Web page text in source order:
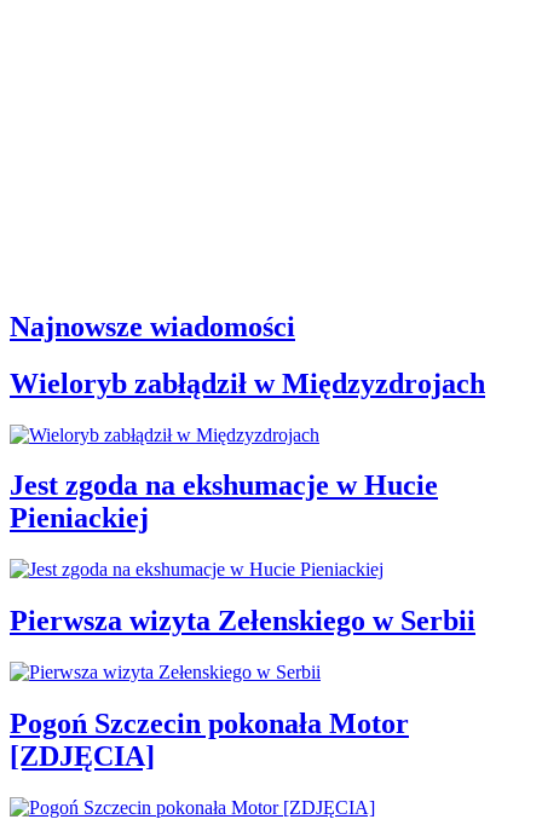
Najnowsze wiadomości
Wieloryb zabłądził w Międzyzdrojach
Jest zgoda na ekshumacje w Hucie
Pieniackiej
Pierwsza wizyta Zełenskiego w Serbii
Pogoń Szczecin pokonała Motor
[ZDJĘCIA]